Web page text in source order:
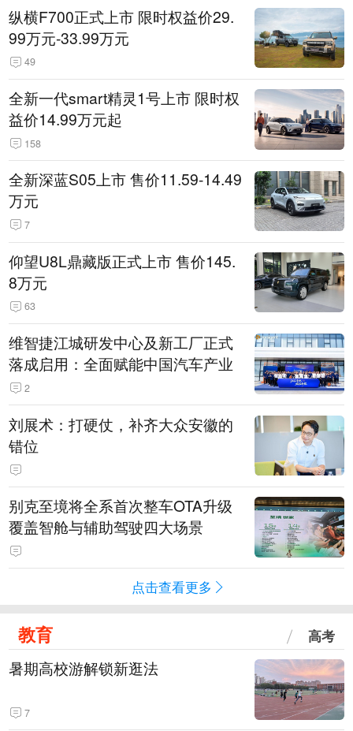
纵横F700正式上市 限时权益价29.
99万元-33.99万元
49
全新一代smart精灵1号上市 限时权
益价14.99万元起
158
全新深蓝S05上市 售价11.59-14.49
万元
7
仰望U8L鼎藏版正式上市 售价145.
8万元
63
维智捷江城研发中心及新工厂正式
落成启用：全面赋能中国汽车产业
2
刘展术：打硬仗，补齐大众安徽的
错位
别克至境将全系首次整车OTA升级
覆盖智舱与辅助驾驶四大场景
点击查看更多
教育 高考
暑期高校游解锁新逛法
7